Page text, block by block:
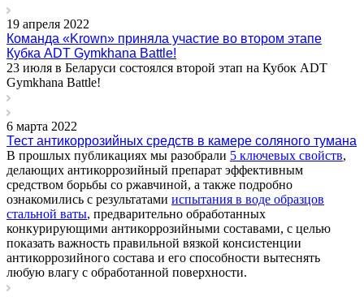
19 апреля 2022
Команда «Krown» приняла участие во втором этапе
Кубка ADT Gymkhana Battle!
23 июля в Беларуси состоялся второй этап на Кубок ADT
Gymkhana Battle!
6 марта 2022
Тест антикоррозийных средств в камере соляного тумана
В прошлых публикациях мы разобрали 5 ключевых свойств,
делающих антикоррозийный препарат эффективным
средством борьбы со ржавчиной, а также подробно
ознакомились с результатами испытания в воде образцов
стальной ваты, предварительно обработанных
конкурирующими антикоррозийными составами, с целью
показать важность правильной вязкой консистенции
антикоррозийного состава и его способности вытеснять
любую влагу с обработанной поверхности.